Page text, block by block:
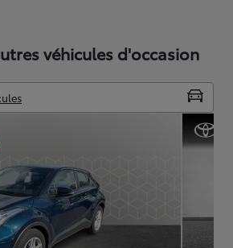
véhicules d'occasion